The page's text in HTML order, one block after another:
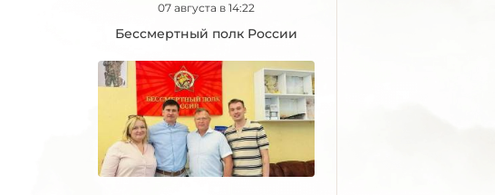
07 августа в 14:22
Бессмертный полк России